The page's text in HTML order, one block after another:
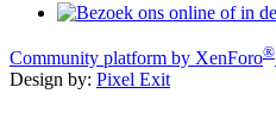
Community platform by XenForo®
Design by: Pixel Exit